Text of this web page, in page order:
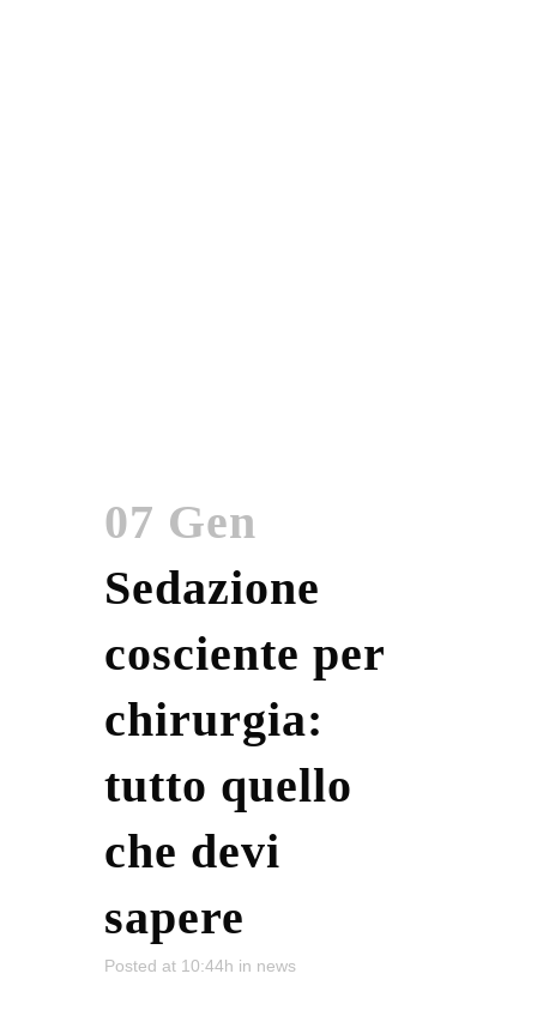
07 Gen
Sedazione
cosciente per
chirurgia:
tutto quello
che devi
sapere
Posted at 10:44h in news